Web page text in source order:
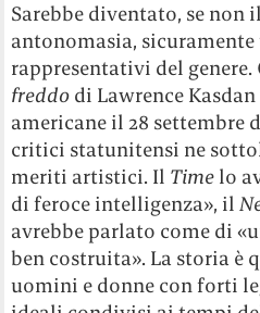
Sarebbe diventato, se non
antonomasia,
rappresentativi del
freddo di Lawrence
americane il 28 settembre
critici statunitensi ne
meriti artistici. Il Time lo
di feroce intelligenza», il
avrebbe parlato come di
ben costruita». La storia è
uomini e donne con forti